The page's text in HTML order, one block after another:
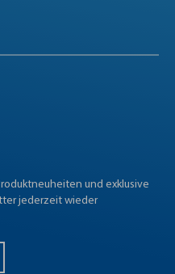
und exklusive
jederzeit wieder